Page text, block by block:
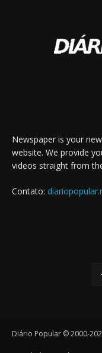
Newspaper is your
website. We provide
videos straight from
Contato:
Diário Popular © 2000-